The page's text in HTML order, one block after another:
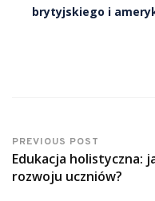
brytyjskiego i
PREVIOUS POST
Edukacja holistyczna:
rozwoju uczniów?